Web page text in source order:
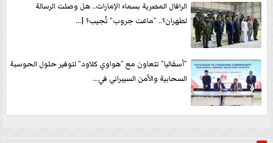
الرافال المصرية بسماء الإمارات.. هل وصلت الرسالة
لطهران؟.. ”ماعت جروب” تُجيب؟ |...
”أسفاليا” تتعاون مع ”هواوي كلاود” لتوفير حلول الحوسبة
السحابية والأمن السيبراني في...